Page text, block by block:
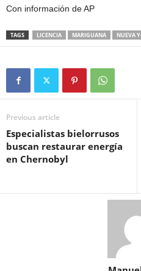
Con información de AP
TAGS LICENCIA MARIGUANA NUEVA
Previous article
Especialistas bielorrusos
buscan restaurar energía
en Chernobyl